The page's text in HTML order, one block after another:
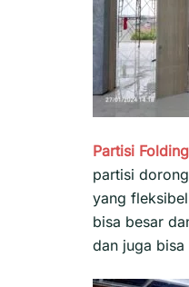
Partisi
partisi
yang
bisa besar
dan juga bisa